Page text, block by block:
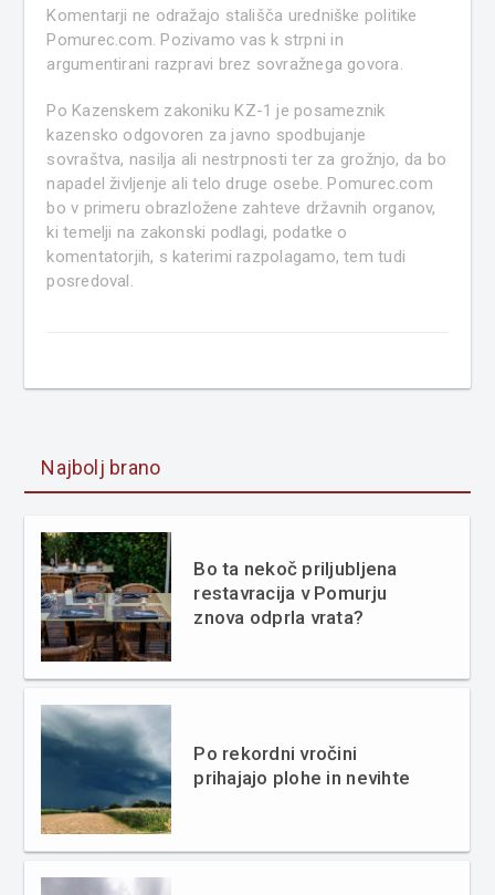
Komentarji ne odražajo stališča uredniške politike
Pomurec.com. Pozivamo vas k strpni in
argumentirani razpravi brez sovražnega govora.
Po Kazenskem zakoniku KZ-1 je posameznik
kazensko odgovoren za javno spodbujanje
sovraštva, nasilja ali nestrpnosti ter za grožnjo, da bo
napadel življenje ali telo druge osebe. Pomurec.com
bo v primeru obrazložene zahteve državnih organov,
ki temelji na zakonski podlagi, podatke o
komentatorjih, s katerimi razpolagamo, tem tudi
posredoval.
Najbolj brano
Bo ta nekoč priljubljena
restavracija v Pomurju
znova odprla vrata?
Po rekordni vročini
prihajajo plohe in nevihte